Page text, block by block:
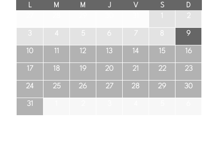
L M M J V S
D
2
3 4 5 6 7 8 9
10 11 12 13 14 15 16
17 18 19 20 21 22 23
24 25 26 27 28 29 30
31